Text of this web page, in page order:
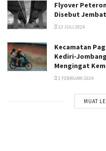
Flyover
Disebut
13 JULI 2024
Kecamatan
Kediri-
Mengingat
2 FEBRUARI 2024
MUAT